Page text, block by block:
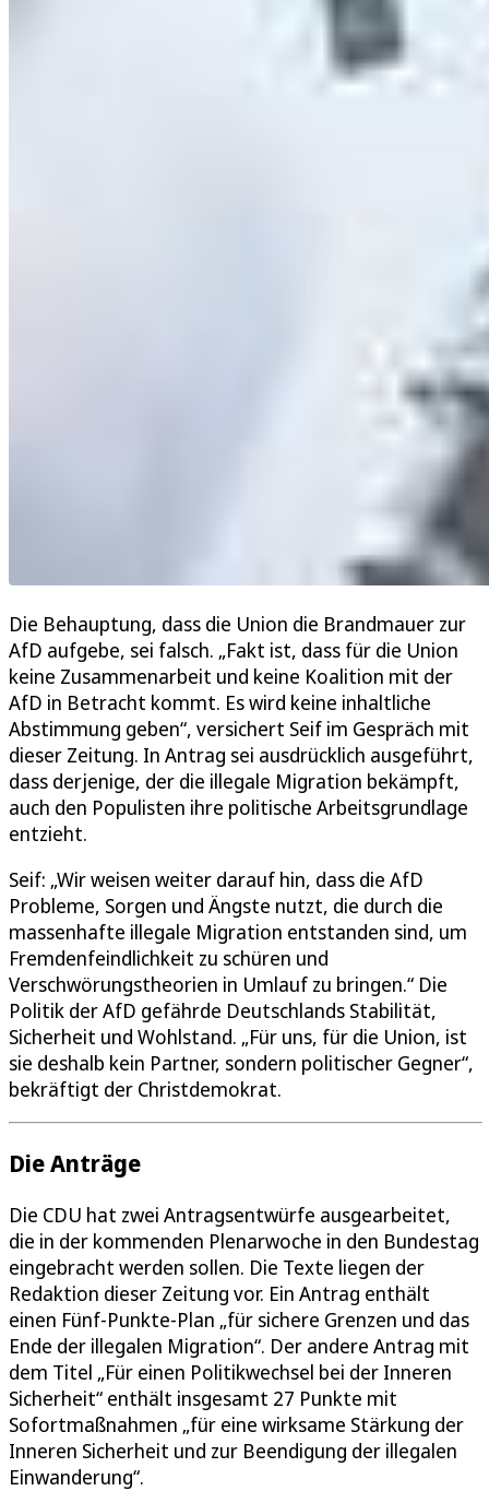
Die Behauptung, dass die Union die Brandmauer zur
AfD aufgebe, sei falsch. „Fakt ist, dass für die Union
keine Zusammenarbeit und keine Koalition mit der
AfD in Betracht kommt. Es wird keine inhaltliche
Abstimmung geben“, versichert Seif im Gespräch mit
dieser Zeitung. In Antrag sei ausdrücklich ausgeführt,
dass derjenige, der die illegale Migration bekämpft,
auch den Populisten ihre politische Arbeitsgrundlage
entzieht.
Seif: „Wir weisen weiter darauf hin, dass die AfD
Probleme, Sorgen und Ängste nutzt, die durch die
massenhafte illegale Migration entstanden sind, um
Fremdenfeindlichkeit zu schüren und
Verschwörungstheorien in Umlauf zu bringen.“ Die
Politik der AfD gefährde Deutschlands Stabilität,
Sicherheit und Wohlstand. „Für uns, für die Union, ist
sie deshalb kein Partner, sondern politischer Gegner“,
bekräftigt der Christdemokrat.
Die Anträge
Die CDU hat zwei Antragsentwürfe ausgearbeitet,
die in der kommenden Plenarwoche in den Bundestag
eingebracht werden sollen. Die Texte liegen der
Redaktion dieser Zeitung vor. Ein Antrag enthält
einen Fünf-Punkte-Plan „für sichere Grenzen und das
Ende der illegalen Migration“. Der andere Antrag mit
dem Titel „Für einen Politikwechsel bei der Inneren
Sicherheit“ enthält insgesamt 27 Punkte mit
Sofortmaßnahmen „für eine wirksame Stärkung der
Inneren Sicherheit und zur Beendigung der illegalen
Einwanderung“.